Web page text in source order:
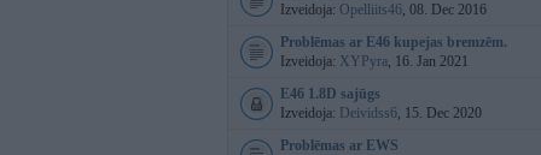
Izveidoja: Opelliits46, 08. Dec 2016
Problēmas ar E46 kupejas bremzēm.
Izveidoja: XYPyra, 16. Jan 2021
E46 1.8D sajūgs
Izveidoja: Deividss6, 15. Dec 2020
Problēmas ar EWS